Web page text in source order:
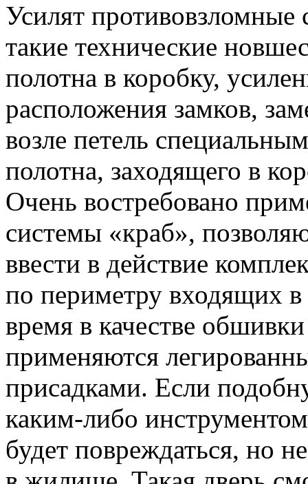
Усилят противовзломные
такие технические
полотна в коробку,
расположения замков,
возле петель
полотна, заходящего в
Очень востребовано
системы «краб»,
ввести в действие
по периметру входящих
время в качестве
применяются
присадками. Если
каким-либо
будет повреждаться, но